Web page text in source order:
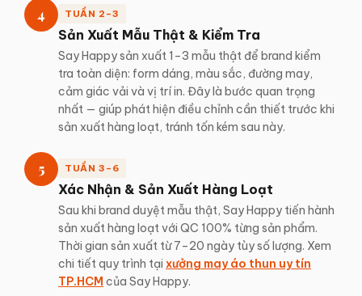
4 TUẦN 2–3
Sản Xuất Mẫu Thật & Kiểm Tra
Say Happy sản xuất 1–3 mẫu thật để brand kiểm
tra toàn diện: form dáng, màu sắc, đường may,
cảm giác vải và vị trí in. Đây là bước quan trọng
nhất — giúp phát hiện điều chỉnh cần thiết trước khi
sản xuất hàng loạt, tránh tốn kém sau này.
5 TUẦN 3–6
Xác Nhận & Sản Xuất Hàng Loạt
Sau khi brand duyệt mẫu thật, Say Happy tiến hành
sản xuất hàng loạt với QC 100% từng sản phẩm.
Thời gian sản xuất từ 7–20 ngày tùy số lượng. Xem
chi tiết quy trình tại xưởng may áo thun uy tín
TP.HCM của Say Happy.